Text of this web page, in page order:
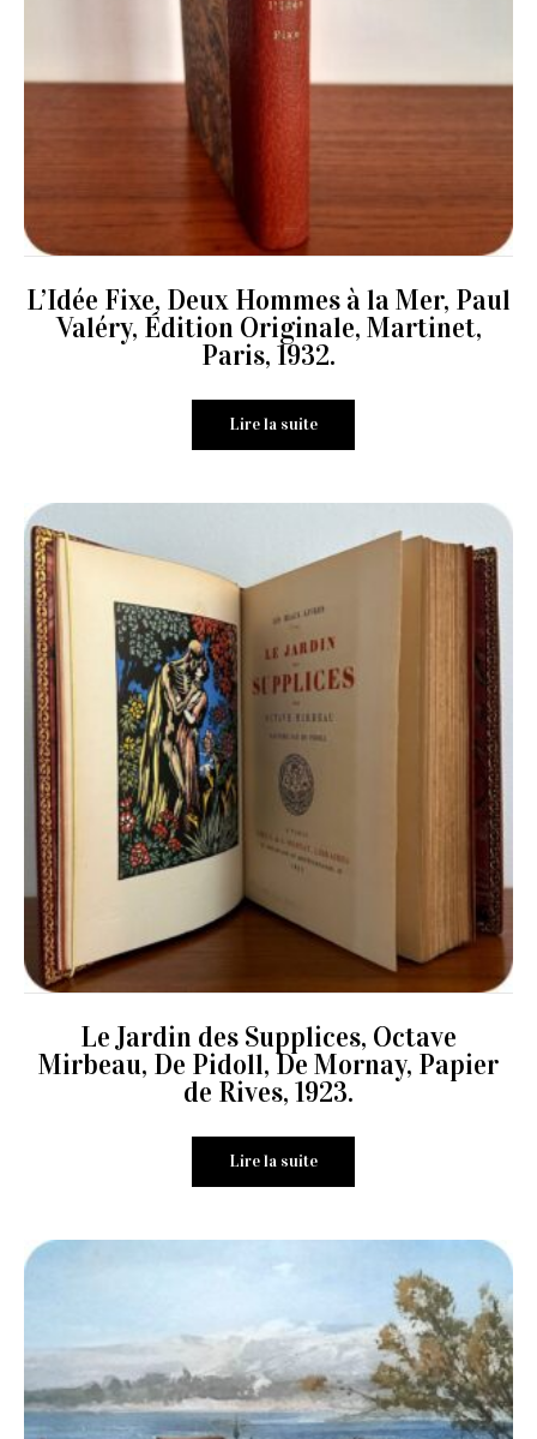
L’Idée Fixe, Deux Hommes à la Mer, Paul
Valéry, Édition Originale, Martinet,
Paris, 1932.
Lire la suite
Le Jardin des Supplices, Octave
Mirbeau, De Pidoll, De Mornay, Papier
de Rives, 1923.
Lire la suite